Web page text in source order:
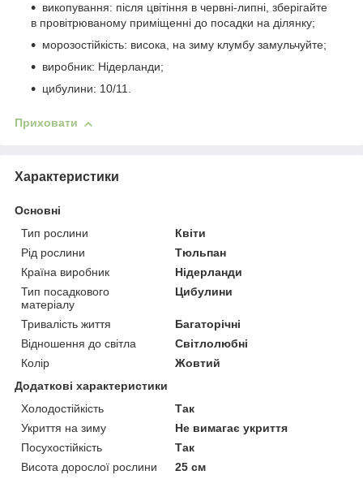
викопування: після цвітіння в червні-липні, зберігайте
в провітрюваному приміщенні до посадки на ділянку;
морозостійкість: висока, на зиму клумбу замульчуйте;
виробник: Нідерланди;
цибулини: 10/11.
Приховати
Характеристики
Основні
Тип рослини
Квіти
Рід рослини
Тюльпан
Країна виробник
Нідерланди
Тип посадкового
матеріалу
Цибулини
Тривалість життя
Багаторічні
Відношення до світла
Світлолюбні
Колір
Жовтий
Додаткові характеристики
Холодостійкість
Так
Укриття на зиму
Не вимагає укриття
Посухостійкість
Так
Висота дорослої рослини
25 см